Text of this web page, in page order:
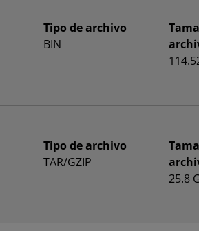
Tipo de archivo
BIN
Tipo de archivo
TAR/GZIP
25.8